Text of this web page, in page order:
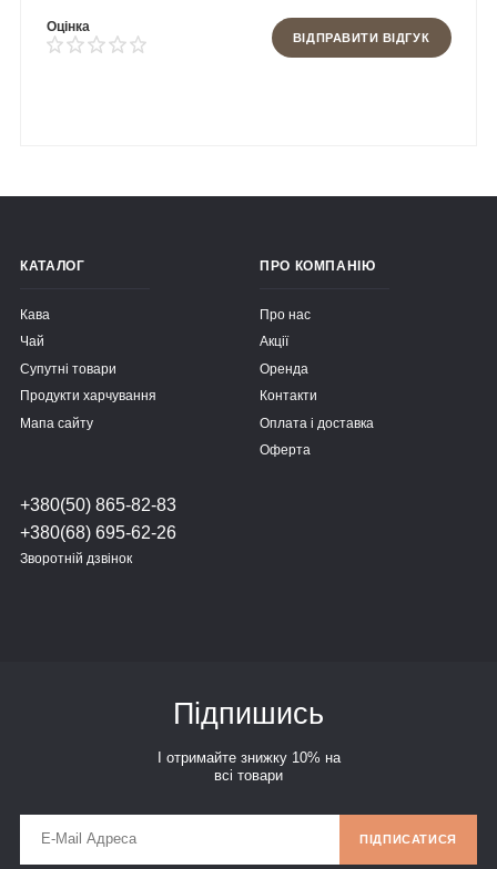
Оцінка
ВІДПРАВИТИ ВІДГУК
КАТАЛОГ
Кава
Чай
Супутні товари
Продукти харчування
Мапа сайту
ПРО КОМПАНІЮ
Про нас
Акції
Оренда
Контакти
Оплата і доставка
Оферта
+380(50) 865-82-83
+380(68) 695-62-26
Зворотній дзвінок
Підпишись
І отримайте знижку 10% на
всі товари
ПІДПИСАТИСЯ